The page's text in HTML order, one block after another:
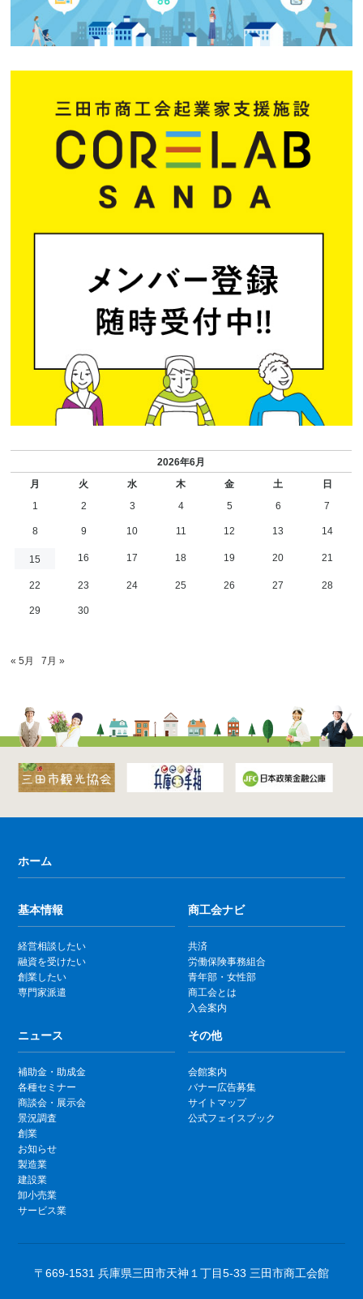
2026年6月
月
火 水 木 金 土
日
1
2 3 4 5 6 7
8 9 10 11 12 13 14
15 16 17 18 19 20 21
22 23 24 25 26 27 28
29 30
« 5月 7月 »
ホーム
基本情報
経営相談したい
融資を受けたい
創業したい
専門家派遣
商工会ナビ
共済
労働保険事務組合
青年部・女性部
商工会とは
入会案内
ニュース
補助金・助成金
各種セミナー
商談会・展示会
景況調査
創業
お知らせ
製造業
建設業
卸小売業
サービス業
その他
会館案内
バナー広告募集
サイトマップ
公式フェイスブック
〒669-1531 兵庫県三田市天神１丁目5-33 三田市商工会館